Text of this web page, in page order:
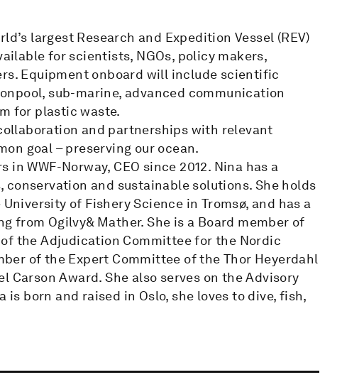
largest Research and Expedition Vessel (REV)
for scientists, NGOs, policy makers,
Equipment onboard will include scientific
sub-marine, advanced communication
for plastic waste.
and partnerships with relevant
goal – preserving our ocean.
WWF-Norway, CEO since 2012. Nina has a
and sustainable solutions. She holds
of Fishery Science in Tromsø, and has a
from Ogilvy& Mather. She is a Board member of
the Adjudication Committee for the Nordic
of the Expert Committee of the Thor Heyerdahl
Award. She also serves on the Advisory
born and raised in Oslo, she loves to dive, fish,